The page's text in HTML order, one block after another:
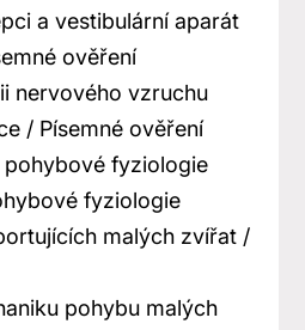
a vestibulární aparát
ověření
nervového vzruchu
/ Písemné ověření
fyziologie
fyziologie
malých zvířat /
pohybu malých